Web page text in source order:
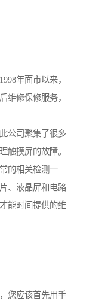
年面市以来，
维修保修服务，
公司聚集了很多
触摸屏的故障。
的相关检测一
、液晶屏和电路
能时间提供的维
您应该首先用手